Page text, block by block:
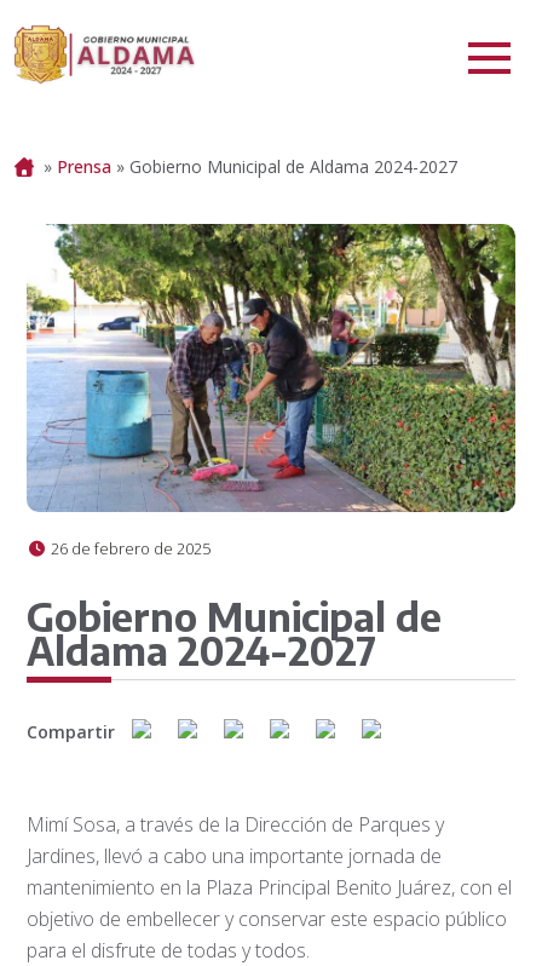
Portada
» Prensa » Gobierno Municipal de Aldama 2024-2027
26 de febrero de 2025
Gobierno Municipal de
Aldama 2024-2027
Compartir
Mimí Sosa, a través de la Dirección de Parques y
Jardines, llevó a cabo una importante jornada de
mantenimiento en la Plaza Principal Benito Juárez, con el
objetivo de embellecer y conservar este espacio público
para el disfrute de todas y todos.